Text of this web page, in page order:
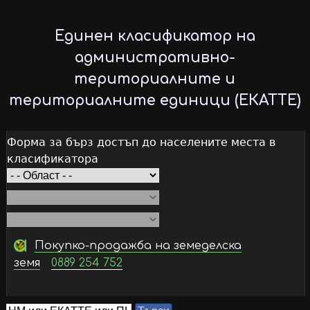
to
main
content
Единен класификатор на
административно-
териториалните и
териториалните единици (ЕКАТТЕ)
Форма за бърз достъп до населените места в
класификатора
Покупко-продажба на земеделска
земя
0889 254 752